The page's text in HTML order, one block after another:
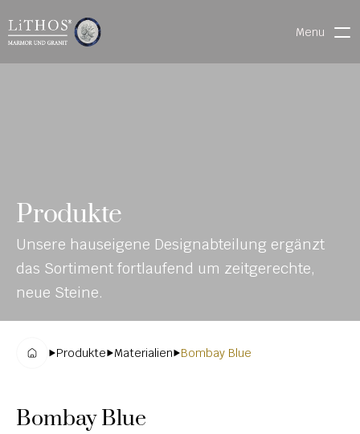
Menu
INE-
KAT
ALO
G
MATERIALIEN
STEINMETZFINDER
3D-KONFIGURATOR
DOWNLOADS
DENKMALE
MAGRADO
KOLUMBARIEN
Produkte
Unsere hauseigene Designabteilung ergänzt
das Sortiment fortlaufend um zeitgerechte,
neue Steine.
Produkte Materialien Bombay Blue
Bombay Blue